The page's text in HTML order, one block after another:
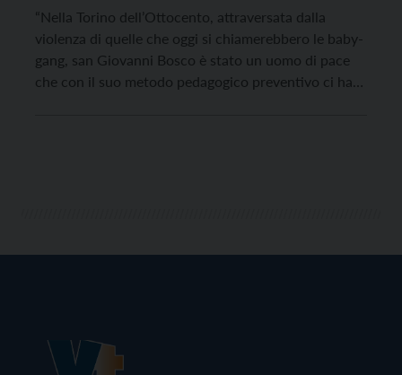
“Nella Torino dell’Ottocento, attraversata dalla
violenza di quelle che oggi si chiamerebbero le baby-
gang, san Giovanni Bosco è stato un uomo di pace
che con il suo metodo pedagogico preventivo ci ha